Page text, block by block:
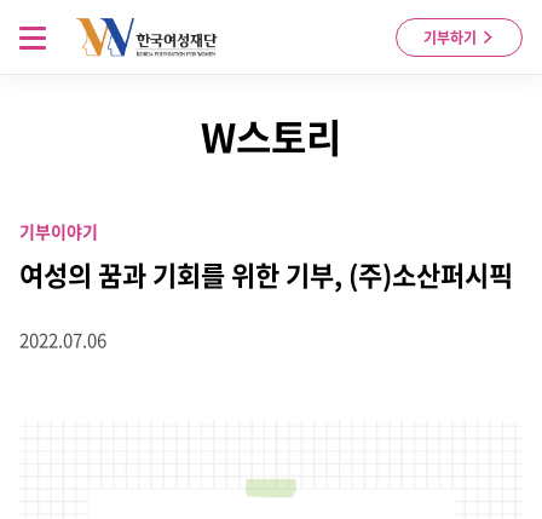
Skip to content
기부하기
메뉴 열기
W스토리
기부이야기
여성의 꿈과 기회를 위한 기부, (주)소산퍼시픽
2022.07.06